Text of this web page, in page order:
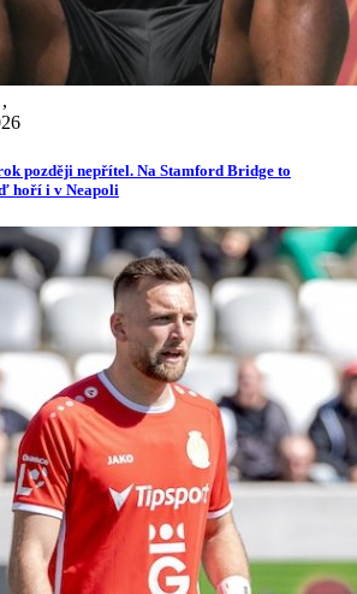
,
později nepřítel. Na Stamford Bridge to
hoří i v Neapoli